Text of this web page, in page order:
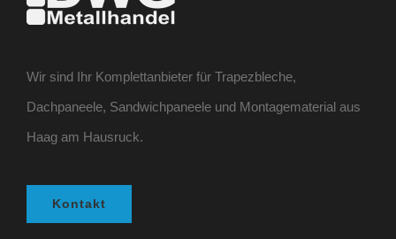
Wir sind Ihr Komplettanbieter für Trapezbleche,
Dachpaneele, Sandwichpaneele und Montagematerial aus
Haag am Hausruck.
Kontakt